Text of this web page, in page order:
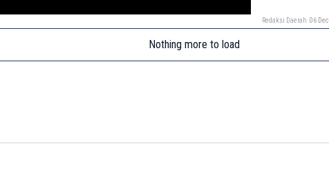
Redaksi Daerah 06
Nothing more to load